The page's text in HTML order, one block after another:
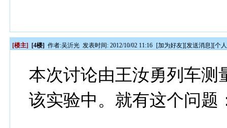
[楼主] [4楼] 作者:吴沂光 发表时间: 2012/10/02 11:16 [加为好友][发送消息][个
本次讨论由王汝勇列车测
该实验中。就有这个问题